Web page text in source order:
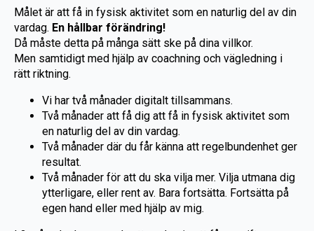
Målet är att få in fysisk aktivitet som en naturlig del av din
vardag. En hållbar förändring!
Då måste detta på många sätt ske på dina villkor.
Men samtidigt med hjälp av coachning och vägledning i
rätt riktning.
Vi har två månader digitalt tillsammans.
Två månader att få dig att få in fysisk aktivitet som
en naturlig del av din vardag.
Två månader där du får känna att regelbundenhet ger
resultat.
Två månader för att du ska vilja mer. Vilja utmana dig
ytterligare, eller rent av. Bara fortsätta. Fortsätta på
egen hand eller med hjälp av mig.